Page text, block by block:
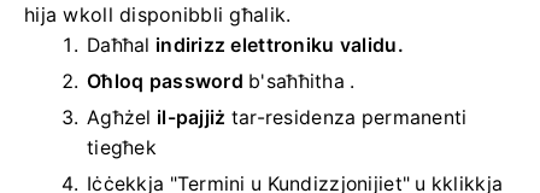
hija wkoll disponibbli għalik.
Daħħal indirizz elettroniku validu.
Oħloq password b'saħħitha .
Agħżel il-pajjiż tar-residenza permanenti
tiegħek
Iċċekkja "Termini u Kundizzjonijiet" u kklikkja